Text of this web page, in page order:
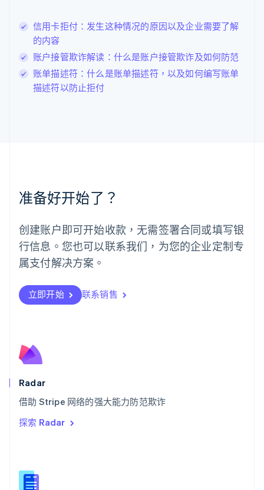
信用卡拒付：发生这种情况的原因以及企业需要了解
的内容
账户接管欺诈解读：什么是账户接管欺诈及如何防范
账单描述符：什么是账单描述符，以及如何编写账单
描述符以防止拒付
准备好开始了？
创建账户即可开始收款，无需签署合同或填写银
行信息。您也可以联系我们，为您的企业定制专
属支付解决方案。
立即开始 联系销售
Radar
借助 Stripe 网络的强大能力防范欺诈
探索 Radar
DeutschEnglish
卢森堡
罗马尼亚
English
马尔他
English
葡萄牙
日本
日本語English
瑞典
SvenskaEnglish
Deutsch FrançaisItaliano English
塞浦路斯
斯洛文尼亚
English
ไทย
希腊
English
西班牙
新西兰
English